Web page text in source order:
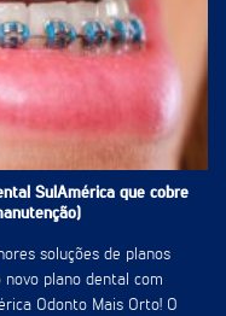
SulAmérica que cobre
soluções de planos
novo plano dental com
Odonto Mais Orto! O